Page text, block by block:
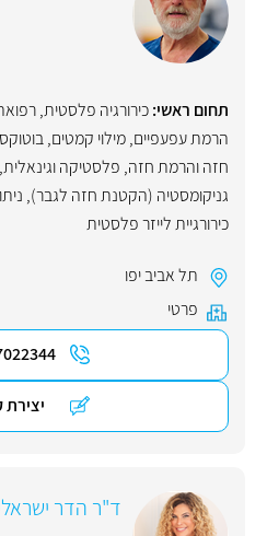
תחום ראשי:כירורגיה פלסטית,
הרמת עפעפיים,מילוי קמטים,בוטוקס
חזה והרמת חזה, פלסטיקה וגינאלית,
גניקומסטיה (הקטנת חזה לגבר),
כירורגיית לייזר פלסטית
תל אביב יפו
פרטי
ד"ר הדר